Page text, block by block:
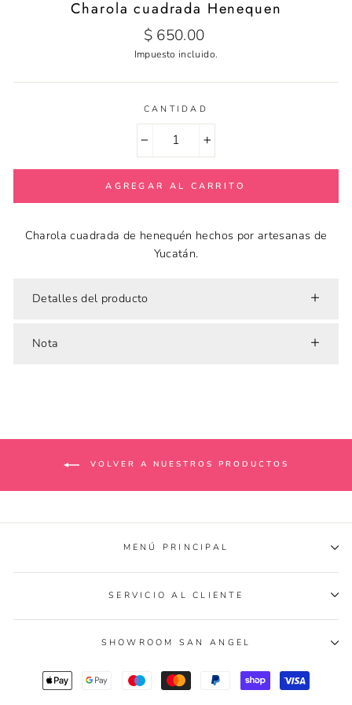
Charola cuadrada Henequen
Precio
habitual
$ 650.00
Impuesto incluido.
CANTIDAD
AGREGAR AL CARRITO
Charola cuadrada de henequén hechos por artesanas de
Yucatán.
Detalles del producto
Nota
VOLVER A NUESTROS PRODUCTOS
MENÚ PRINCIPAL
SERVICIO AL CLIENTE
SHOWROOM SAN ANGEL